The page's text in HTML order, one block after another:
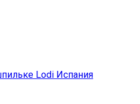
Lodi Испания